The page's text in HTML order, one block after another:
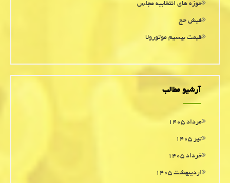
حوزه های انتخابیه مجلس
فیش حج
قیمت بیسیم موتورولا
آرشیو مطالب
مرداد ۱۴۰۵
تیر ۱۴۰۵
خرداد ۱۴۰۵
اردیبهشت ۱۴۰۵